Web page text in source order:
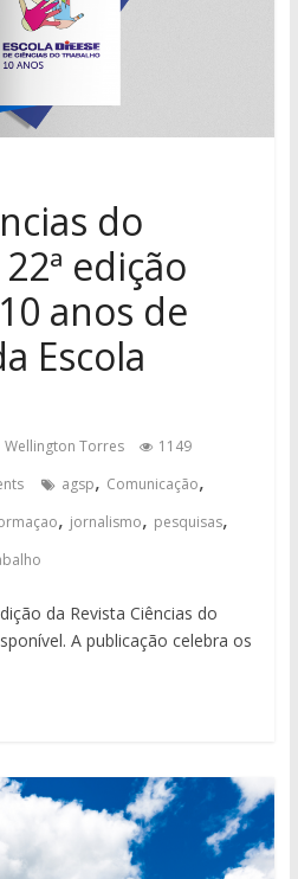
do
edição
anos de
Escola
Wellington Torres
1149
agsp, Comunicação,
, jornalismo, pesquisas,
da Revista Ciências do
A publicação celebra os